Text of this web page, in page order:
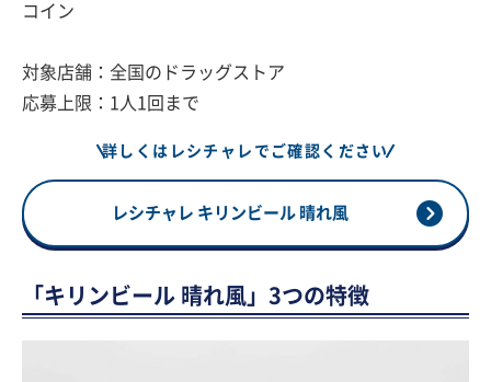
コイン
対象店舗：全国のドラッグストア
応募上限：1人1回まで
詳しくはレシチャレでご確認ください
レシチャレ キリンビール 晴れ風
「キリンビール 晴れ風」3つの特徴